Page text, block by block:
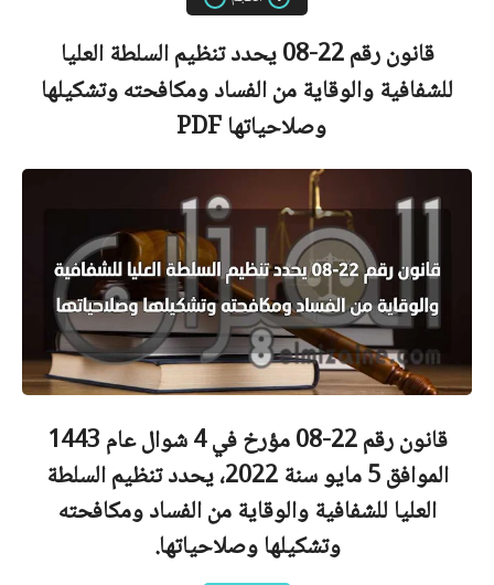
قانون رقم 22-08 يحدد تنظيم السلطة العليا
للشفافية والوقاية من الفساد ومكافحته وتشكيلها
وصلاحياتهاPDF
قانون رقم 22-08 مؤرخ في 4 شوال عام 1443
الموافق 5 مايو سنة 2022، يحدد تنظيم السلطة
العليا للشفافية والوقاية من الفساد ومكافحته
وتشكيلها وصلاحياتها.